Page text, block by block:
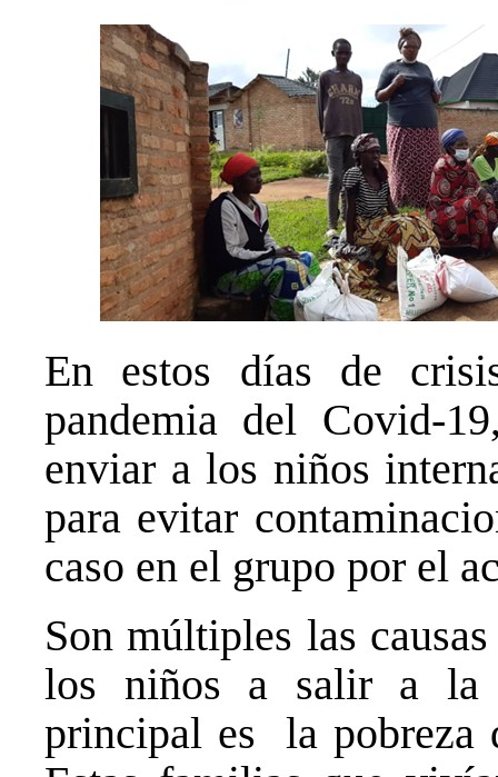
En estos días de
pandemia del Covid-
enviar a los niños
para evitar
caso en el grupo por el
Son múltiples las
los niños a salir a la
principal es la pobreza